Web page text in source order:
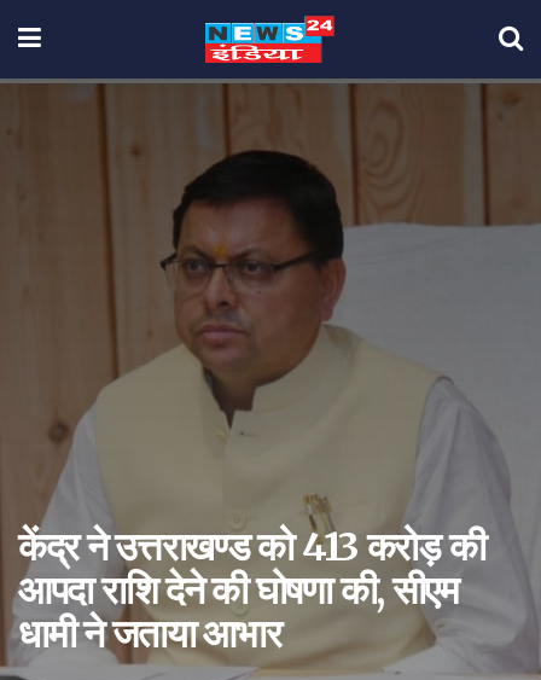
केंद्र ने उत्तराखण्ड को 413 करोड़ की
आपदा राशि देने की घोषणा की, सीएम
धामी ने जताया आभार